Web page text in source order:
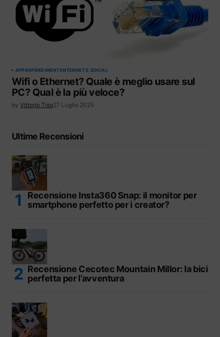
APPROFONDIMENTIINTERNET E SOCIAL
Wifi o Ethernet? Quale è meglio usare sul
PC? Qual è la più veloce?
by Vittorio Tiso27 Luglio 2025
Ultime Recensioni
Recensione Insta360 Snap: il monitor per
smartphone perfetto per i creator?
Recensione Cecotec Mountain Millor: la bici
perfetta per l’avventura